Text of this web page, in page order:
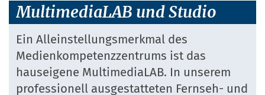
MultimediaLAB und Studio
Ein Alleinstellungsmerkmal des
Medienkompetenzzentrums ist das
hauseigene MultimediaLAB. In unserem
professionell ausgestatteten Fernseh- und